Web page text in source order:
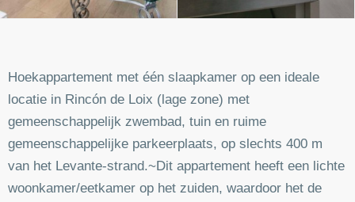
Hoekappartement met één slaapkamer op een ideale
locatie in Rincón de Loix (lage zone) met
gemeenschappelijk zwembad, tuin en ruime
gemeenschappelijke parkeerplaats, op slechts 400 m
van het Levante-strand.~Dit appartement heeft een lichte
woonkamer/eetkamer op het zuiden, waardoor het de